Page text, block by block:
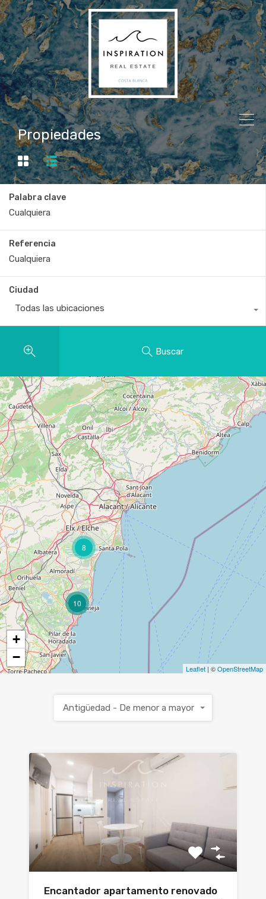
Propiedades
Palabra clave
Referencia
Ciudad
Todas las ubicaciones
Buscar
10
8
+
−
Leaflet | ©OpenStreetMap
Antigüedad - De menor a mayor
Encantador apartamento renovado